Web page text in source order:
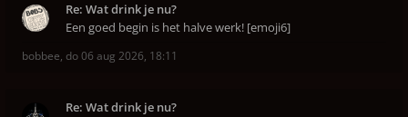
Re: Wat drink je nu?
Een goed begin is het halve werk! [emoji6]
bobbee, do 06 aug 2026, 18:11
Re: Wat drink je nu?